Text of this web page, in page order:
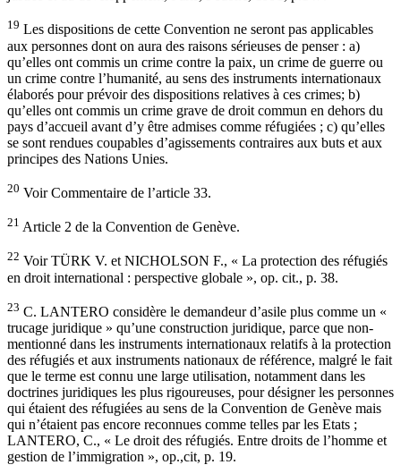
19 Les dispositions de cette Convention ne seront pas applicables
aux personnes dont on aura des raisons sérieuses de penser : a)
qu’elles ont commis un crime contre la paix, un crime de guerre ou
un crime contre l’humanité, au sens des instruments internationaux
élaborés pour prévoir des dispositions relatives à ces crimes; b)
qu’elles ont commis un crime grave de droit commun en dehors du
pays d’accueil avant d’y être admises comme réfugiées ; c) qu’elles
se sont rendues coupables d’agissements contraires aux buts et aux
principes des Nations Unies.
20 Voir Commentaire de l’article 33.
21 Article 2 de la Convention de Genève.
22 Voir TÜRK V. et NICHOLSON F., « La protection des réfugiés
en droit international : perspective globale », op. cit., p. 38.
23 C. LANTERO considère le demandeur d’asile plus comme un «
trucage juridique » qu’une construction juridique, parce que non-
mentionné dans les instruments internationaux relatifs à la protection
des réfugiés et aux instruments nationaux de référence, malgré le fait
que le terme est connu une large utilisation, notamment dans les
doctrines juridiques les plus rigoureuses, pour désigner les personnes
qui étaient des réfugiées au sens de la Convention de Genève mais
qui n’étaient pas encore reconnues comme telles par les Etats ;
LANTERO, C., « Le droit des réfugiés. Entre droits de l’homme et
gestion de l’immigration », op.,cit, p. 19.